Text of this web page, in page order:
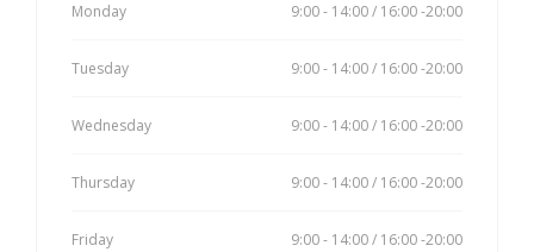
Monday 9:00 - 14:00 / 16:00 -20:00
Tuesday 9:00 - 14:00 / 16:00 -20:00
Wednesday 9:00 - 14:00 / 16:00 -20:00
Thursday 9:00 - 14:00 / 16:00 -20:00
Friday 9:00 - 14:00 / 16:00 -20:00